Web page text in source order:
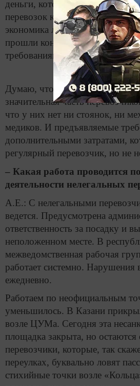
деньги, которые перетекают от
перевозок к заказным.
экономика легальных
прошли конкурсные процедуры
требованиям.
Думаю, что благодаря новому
значительная часть
что у них нет ни стоянок, ни
медиков. И предъявляемые
дополнительными затратами,
регулярный перевозчик, но не
– Какая работа проводится
деятельности нелегальных
А.Е.: С нелегальными
ведется. Предусмотрена
ответственность за посадку и
неположенном месте. В
межведомственная рабочая
работает системно. Нарушения
ежедневно.
Работаем по неофициальным
уменьшилось. В Казани
возле ЦУМа. Сегодня эта
площадка закрыта, но
перевозчики, которые, так
переулках, буквально ловят
стихийные точки возле